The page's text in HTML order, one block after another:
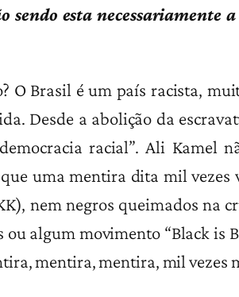
esta necessariamente
O Brasil é um país racista,
Desde a abolição da
racial”. Ali Kamel
uma mentira dita mil vezes
nem negros queimados na
algum movimento “Black is
mentira, mentira, mil vezes